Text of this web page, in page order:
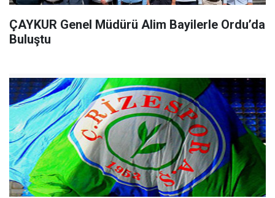
ÇAYKUR Genel Müdürü Alim Bayilerle Ordu’da
Buluştu